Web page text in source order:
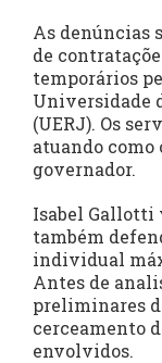
As denúncias
de
temporários
Universidade
(UERJ). Os
atuando como
governador.
Isabel Gallotti
também
individual
Antes de
preliminares
cerceamento
envolvidos.